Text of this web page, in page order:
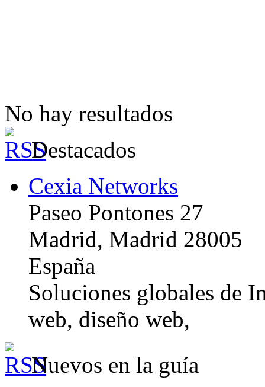
No hay resultados
Destacados
Cexia Networks
Paseo Pontones 27
Madrid, Madrid 28005
España
Soluciones globales de
web, diseño web,
Nuevos en la guía